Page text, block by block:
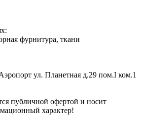
фурнитура, ткани
ул. Планетная д.29 пом.I ком.1
публичной офертой и носит
характер!